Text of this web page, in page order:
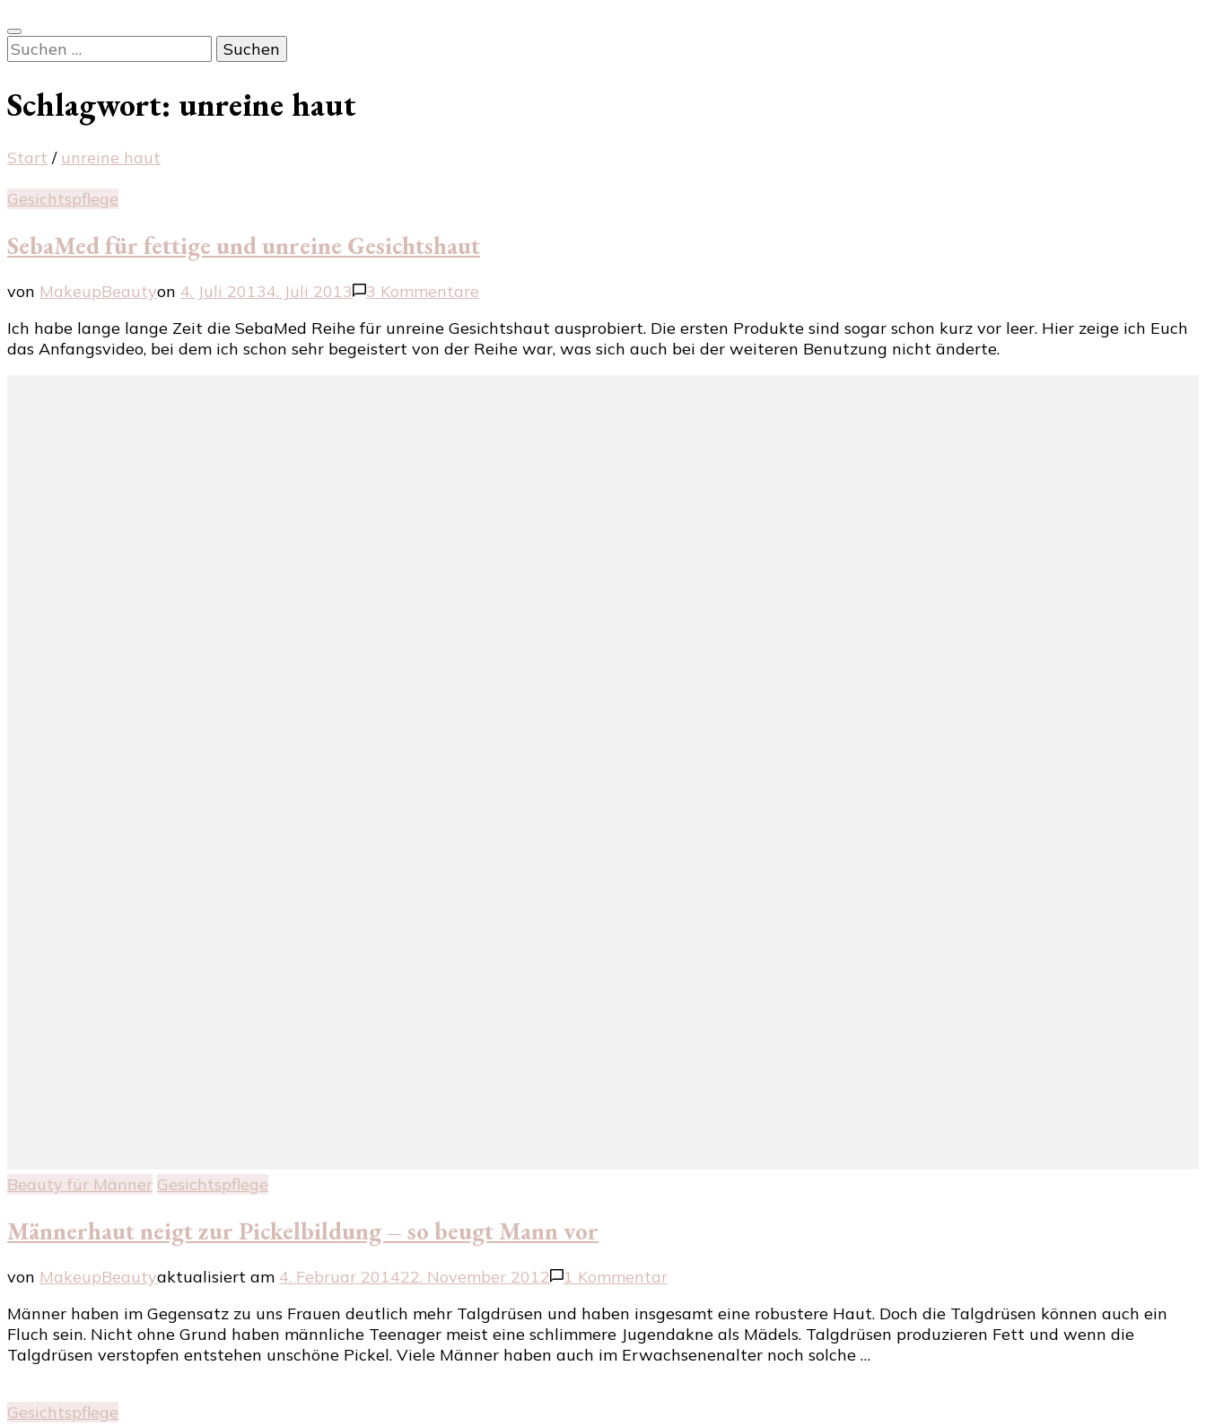
Suchen
nach:
Schlagwort: unreine haut
Start / unreine haut
Gesichtspflege
SebaMed für fettige und unreine Gesichtshaut
von MakeupBeautyon 4. Juli 20134. Juli 2013 3 Kommentare
für
fettige
Ich habe lange lange Zeit die SebaMed Reihe für unreine Gesichtshaut ausprobiert. Die ersten Produkte sind sogar schon kurz vor leer. Hier zeige ich Euch
das Anfangsvideo, bei dem ich schon sehr begeistert von der Reihe war, was sich auch bei der weiteren Benutzung nicht änderte.
Beauty für Männer Gesichtspflege
Männerhaut neigt zur Pickelbildung – so beugt Mann vor
von MakeupBeautyaktualisiert am 4. Februar 201422. November 2012 1 Kommentarzu
neigt
zur
Pickelbildung
Männer haben im Gegensatz zu uns Frauen deutlich mehr Talgdrüsen und haben insgesamt eine robustere Haut. Doch die Talgdrüsen können auch ein
Fluch sein. Nicht ohne Grund haben männliche Teenager meist eine schlimmere Jugendakne als Mädels. Talgdrüsen produzieren Fett und wenn die
Talgdrüsen verstopfen entstehen unschöne Pickel. Viele Männer haben auch im Erwachsenenalter noch solche …
Gesichtspflege